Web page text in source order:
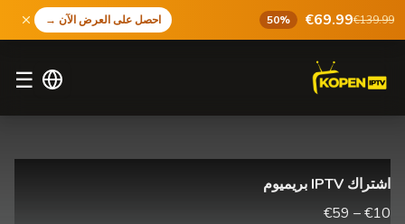
€139.99
€69.99
50% احصل على العرض الآن →
☰
اشتراك IPTV بريميوم
€10 – €59